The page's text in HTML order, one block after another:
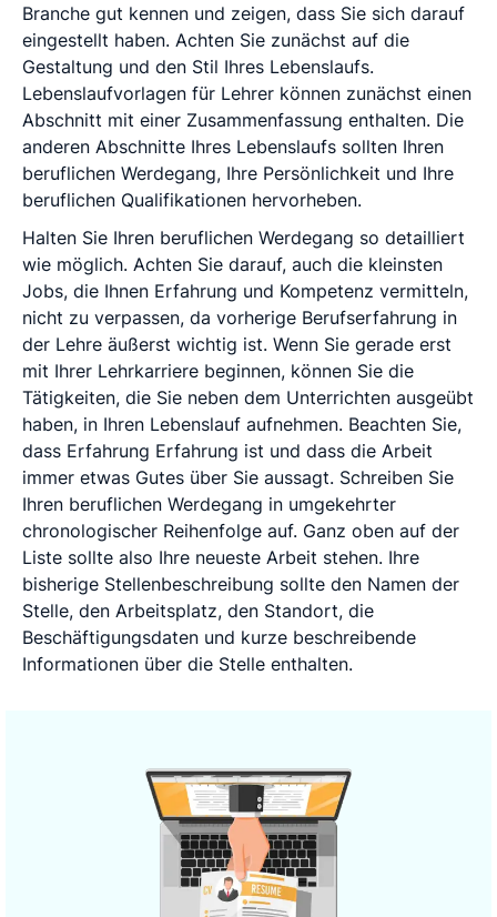
Branche gut kennen und zeigen, dass Sie sich darauf
eingestellt haben. Achten Sie zunächst auf die
Gestaltung und den Stil Ihres Lebenslaufs.
Lebenslaufvorlagen für Lehrer können zunächst einen
Abschnitt mit einer Zusammenfassung enthalten. Die
anderen Abschnitte Ihres Lebenslaufs sollten Ihren
beruflichen Werdegang, Ihre Persönlichkeit und Ihre
beruflichen Qualifikationen hervorheben.
Halten Sie Ihren beruflichen Werdegang so detailliert
wie möglich. Achten Sie darauf, auch die kleinsten
Jobs, die Ihnen Erfahrung und Kompetenz vermitteln,
nicht zu verpassen, da vorherige Berufserfahrung in
der Lehre äußerst wichtig ist. Wenn Sie gerade erst
mit Ihrer Lehrkarriere beginnen, können Sie die
Tätigkeiten, die Sie neben dem Unterrichten ausgeübt
haben, in Ihren Lebenslauf aufnehmen. Beachten Sie,
dass Erfahrung Erfahrung ist und dass die Arbeit
immer etwas Gutes über Sie aussagt. Schreiben Sie
Ihren beruflichen Werdegang in umgekehrter
chronologischer Reihenfolge auf. Ganz oben auf der
Liste sollte also Ihre neueste Arbeit stehen. Ihre
bisherige Stellenbeschreibung sollte den Namen der
Stelle, den Arbeitsplatz, den Standort, die
Beschäftigungsdaten und kurze beschreibende
Informationen über die Stelle enthalten.